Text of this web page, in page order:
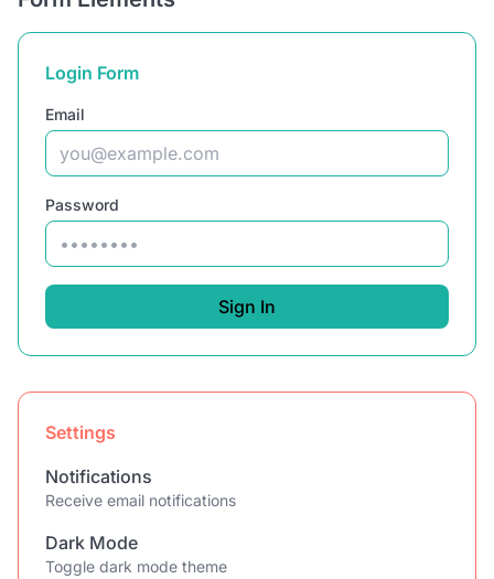
Login Form
Email
Password
Sign In
Settings
Notifications
Receive email notifications
Dark Mode
Toggle dark mode theme